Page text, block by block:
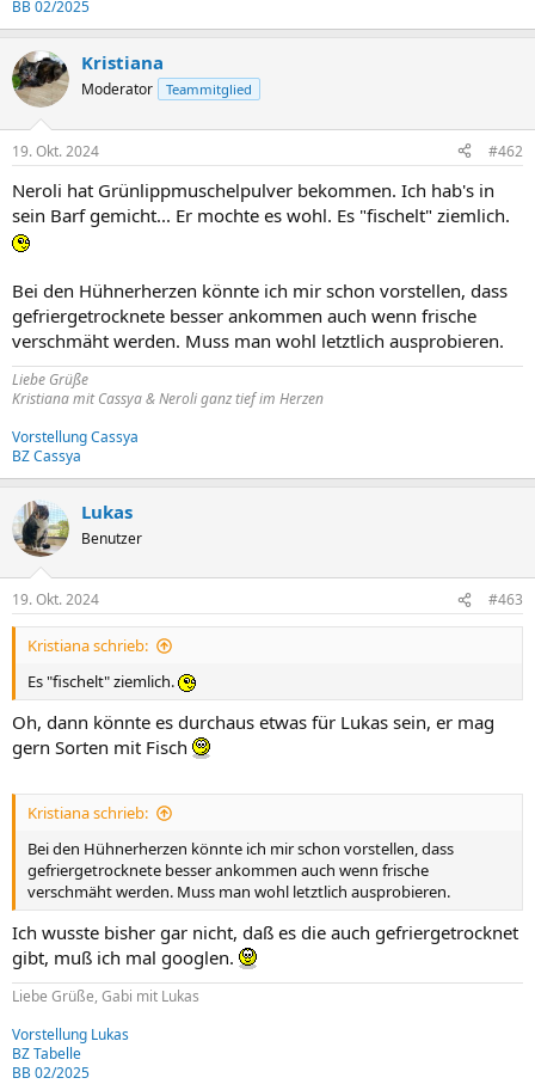
BB 02/2025
Kristiana
Moderator Teammitglied
19. Okt. 2024 #462
Neroli hat Grünlippmuschelpulver bekommen. Ich hab's in
sein Barf gemicht... Er mochte es wohl. Es "fischelt" ziemlich.
Bei den Hühnerherzen könnte ich mir schon vorstellen, dass
gefriergetrocknete besser ankommen auch wenn frische
verschmäht werden. Muss man wohl letztlich ausprobieren.
Liebe Grüße
Kristiana mit Cassya & Neroli ganz tief im Herzen
Vorstellung Cassya
BZ Cassya
Lukas
Benutzer
19. Okt. 2024 #463
Kristiana schrieb:
Es "fischelt" ziemlich.
Oh, dann könnte es durchaus etwas für Lukas sein, er mag
gern Sorten mit Fisch
Kristiana schrieb:
Bei den Hühnerherzen könnte ich mir schon vorstellen, dass
gefriergetrocknete besser ankommen auch wenn frische
verschmäht werden. Muss man wohl letztlich ausprobieren.
Ich wusste bisher gar nicht, daß es die auch gefriergetrocknet
gibt, muß ich mal googlen.
Liebe Grüße, Gabi mit Lukas
Vorstellung Lukas
BZ Tabelle
BB 02/2025